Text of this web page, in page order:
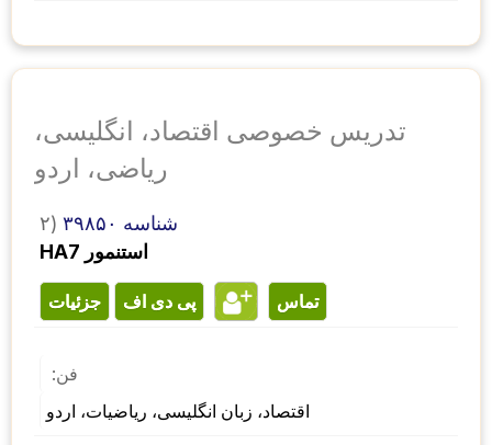
تدریس خصوصی اقتصاد، انگلیسی،
ریاضی، اردو
۲)
شناسه ۳۹۸۵۰
HA7 استنمور
جزئیات پی دی اف تماس
فن:
اقتصاد، زبان انگلیسی، ریاضیات، اردو